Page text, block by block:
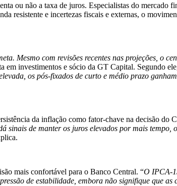
ou não a taxa de juros. Especialistas do mercado
resistente e incertezas fiscais e externas, o
Mesmo com revisões recentes nas projeções, o
em investimentos e sócio da GT Capital. Segundo
os pós-fixados de curto e médio prazo
da inflação como fator-chave na decisão do
sinais de manter os juros elevados por mais
mais confortável para o Banco Central. “O IPCA-
de estabilidade, embora não signifique que as